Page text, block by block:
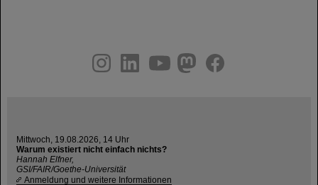
youtube
helmholtz.social
facebook
Mittwoch, 19.08.2026, 14 Uhr
Warum existiert nicht einfach nichts?
Hannah Elfner,
GSI/FAIR/Goethe-Universität
Anmeldung und weitere Informationen